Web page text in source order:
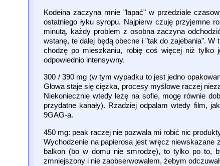
Kodeina zaczyna mnie "łapać" w przedziale
ostatniego łyku syropu. Najpierw czuję przyjemne
minutą, każdy problem z osobna zaczyna
wstanę, te dalej będą obecne i "tak do zajebania".
chodzę po mieszkaniu, robię coś więcej niż tylko
odpowiednio intensywny.
300 / 390 mg (w tym wypadku to jest jedno
Głowa staje się ciężka, procesy myślowe raczej
Niekoniecznie wtedy leżę na sofie, mogę równie
przydatne kanały). Rzadziej odpalam wtedy film,
9GAG-a.
450 mg: peak raczej nie pozwala mi robić nic
Wychodzenie na papierosa jest wręcz
balkon (bo w domu nie smrodzę), to tylko po to,
zmniejszony i nie zaobserwowałem, żebym